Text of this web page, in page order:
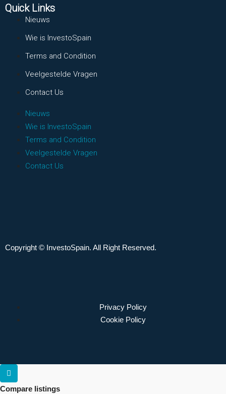
Quick Links
Nieuws
Wie is InvestoSpain
Terms and Condition
Veelgestelde Vragen
Contact Us
Nieuws
Wie is InvestoSpain
Terms and Condition
Veelgestelde Vragen
Contact Us
Copyright © InvestoSpain. All Right Reserved.
Privacy Policy
Cookie Policy
Compare listings